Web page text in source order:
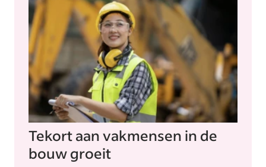
Tekort aan vakmensen in de
bouw groeit